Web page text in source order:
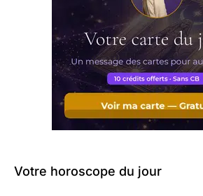
Votre horoscope du jour